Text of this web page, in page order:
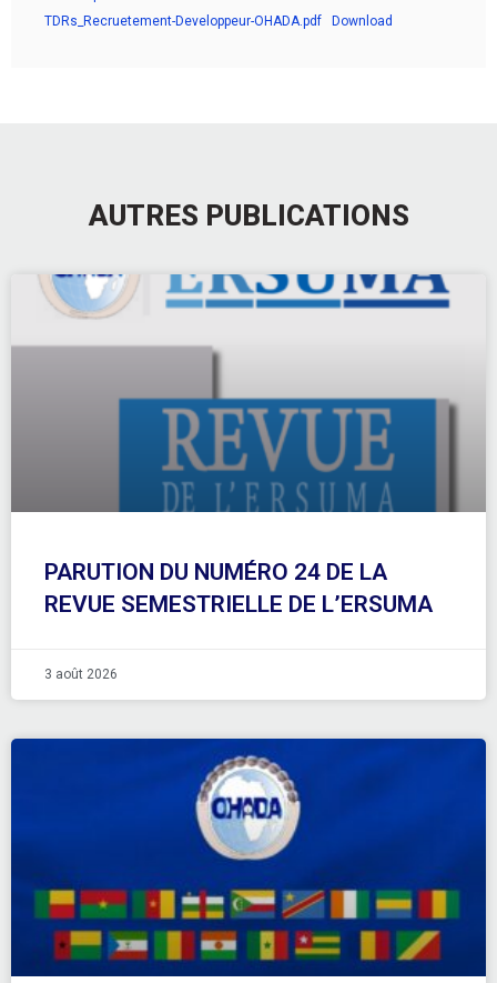
TDRs_Recruetement-Developpeur-OHADA.pdf
Download
AUTRES PUBLICATIONS
PARUTION DU NUMÉRO 24 DE LA
REVUE SEMESTRIELLE DE L’ERSUMA
3 août 2026